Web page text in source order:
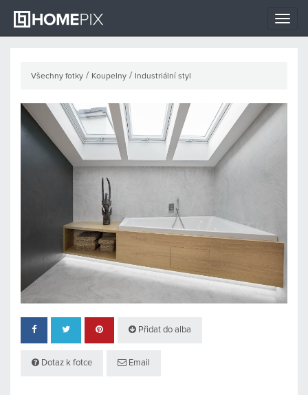
Toggle
Všechny fotky / Koupelny / Industriální styl
Přidat do alba
Dotaz k fotce Email